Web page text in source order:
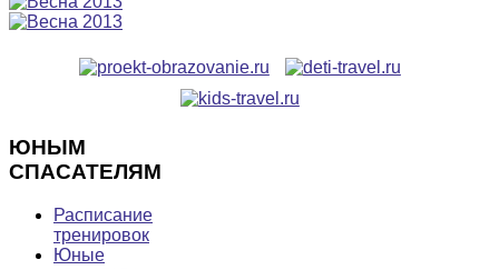
ЮНЫМ
СПАСАТЕЛЯМ
Расписание
тренировок
Юные